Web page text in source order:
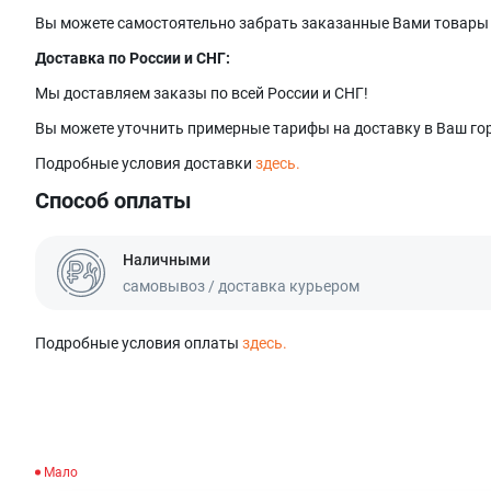
Вы можете самостоятельно забрать заказанные Вами
Доставка по России и СНГ:
Мы доставляем заказы по всей России и СНГ!
Вы можете уточнить примерные тарифы на доставку в Ваш
Подробные условия доставки здесь.
Способ оплаты
Наличными
самовывоз / доставка курьером
Подробные условия оплаты здесь.
Мало